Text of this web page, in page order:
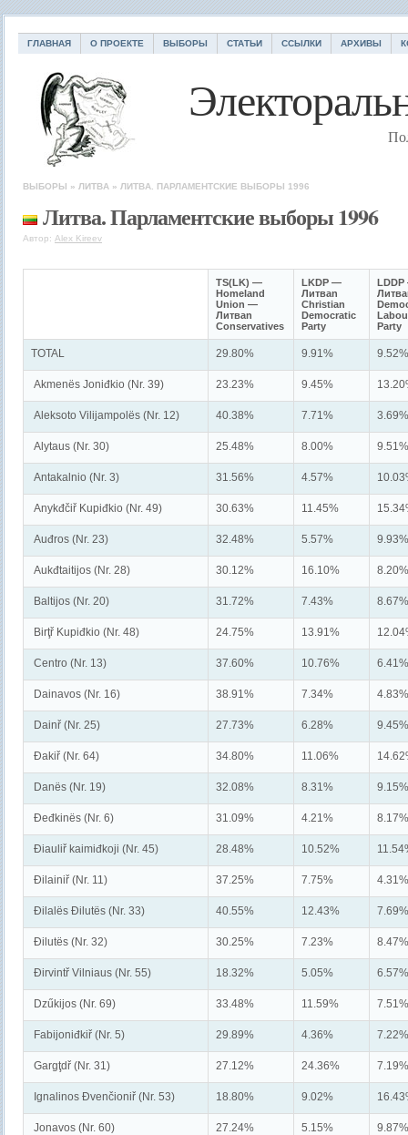
ГЛАВНАЯ О ПРОЕКТЕ ВЫБОРЫ СТАТЬИ ССЫЛКИ АРХИВЫ
ВЫБОРЫ » ЛИТВА » ЛИТВА. ПАРЛАМЕНТСКИЕ ВЫБОРЫ 1996
Литва. Парламентские выборы 1996
Автор: Alex Kireev
TS(LK) —
Homeland
Union —
Литваn
Conservatives
LKDP —
Литваn
Christian
Democratic
Party
Party
TOTAL 29.80% 9.91% 9.52%
Akmenës Joniđkio (Nr. 39) 23.23% 9.45%
Aleksoto Vilijampolës (Nr. 12) 40.38% 7.71% 3.69%
Alytaus (Nr. 30) 25.48% 8.00% 9.51%
Antakalnio (Nr. 3) 31.56% 4.57%
Anykđčiř Kupiđkio (Nr. 49) 30.63% 11.45%
Auđros (Nr. 23) 32.48% 5.57% 9.93%
Aukđtaitijos (Nr. 28) 30.12% 16.10% 8.20%
Baltijos (Nr. 20) 31.72% 7.43% 8.67%
Birţř Kupiđkio (Nr. 48) 24.75% 13.91%
Centro (Nr. 13) 37.60% 10.76% 6.41%
Dainavos (Nr. 16) 38.91% 7.34% 4.83%
Dainř (Nr. 25) 27.73% 6.28% 9.45%
Đakiř (Nr. 64) 34.80% 11.06%
Danës (Nr. 19) 32.08% 8.31% 9.15%
Đeđkinës (Nr. 6) 31.09% 4.21% 8.17%
Điauliř kaimiđkoji (Nr. 45) 28.48% 10.52%
Đilainiř (Nr. 11) 37.25% 7.75% 4.31%
Đilalës Đilutës (Nr. 33) 40.55% 12.43% 7.69%
Đilutës (Nr. 32) 30.25% 7.23% 8.47%
Đirvintř Vilniaus (Nr. 55) 18.32% 5.05% 6.57%
Dzűkijos (Nr. 69) 33.48% 11.59% 7.51%
Fabijoniđkiř (Nr. 5) 29.89% 4.36% 7.22%
Gargţdř (Nr. 31) 27.12% 24.36% 7.19%
Ignalinos Đvenčioniř (Nr. 53) 18.80% 9.02%
Jonavos (Nr. 60) 27.24% 5.15% 9.87%